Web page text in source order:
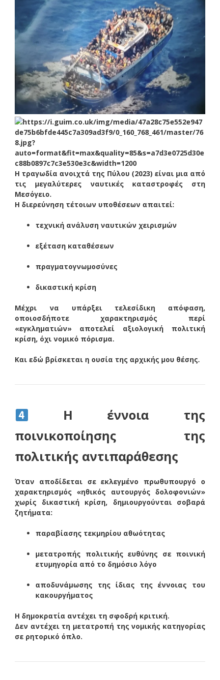
Η τραγωδία ανοιχτά της Πύλου (2023) είναι μια από
τις μεγαλύτερες ναυτικές καταστροφές στη
Μεσόγειο.
Η διερεύνηση τέτοιων υποθέσεων απαιτεί:
τεχνική ανάλυση ναυτικών χειρισμών
εξέταση καταθέσεων
πραγματογνωμοσύνες
δικαστική κρίση
Μέχρι να υπάρξει τελεσίδικη απόφαση,
οποιοσδήποτε χαρακτηρισμός περί
«εγκληματιών» αποτελεί αξιολογική πολιτική
κρίση, όχι νομικό πόρισμα.
Και εδώ βρίσκεται η ουσία της αρχικής μου θέσης.
Η έννοια της
ποινικοποίησης της
πολιτικής αντιπαράθεσης
Όταν αποδίδεται σε εκλεγμένο πρωθυπουργό ο
χαρακτηρισμός «ηθικός αυτουργός δολοφονιών»
χωρίς δικαστική κρίση, δημιουργούνται σοβαρά
ζητήματα:
παραβίασης τεκμηρίου αθωότητας
μετατροπής πολιτικής ευθύνης σε ποινική
ετυμηγορία από το δημόσιο λόγο
αποδυνάμωσης της ίδιας της έννοιας του
κακουργήματος
Η δημοκρατία αντέχει τη σφοδρή κριτική.
Δεν αντέχει τη μετατροπή της νομικής κατηγορίας
σε ρητορικό όπλο.